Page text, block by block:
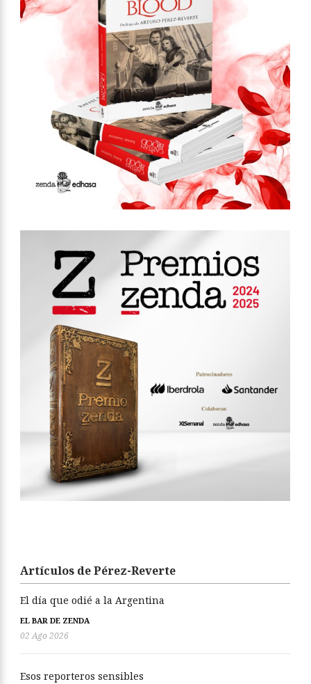
Artículos de Pérez-Reverte
El día que odié a la Argentina
EL BAR DE ZENDA
02 Ago 2026
Esos reporteros sensibles